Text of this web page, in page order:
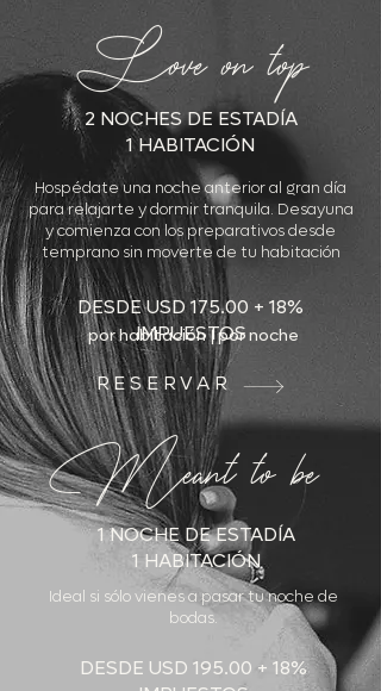
Love on top
2 NOCHES DE ESTADÍA
1 HABITACIÓN
Hospédate una noche anterior al gran día
para relajarte y dormir tranquila. Desayuna
y comienza con los preparativos desde
temprano sin moverte de tu habitación
DESDE USD 175.00 + 18%
IMPUESTOS
Meant to be
1 NOCHE DE ESTADÍA
1 HABITACIÓN
Ideal si sólo vienes a pasar tu noche de
bodas.
DESDE USD 195.00 + 18%
por habitación | por noche
RESERVAR